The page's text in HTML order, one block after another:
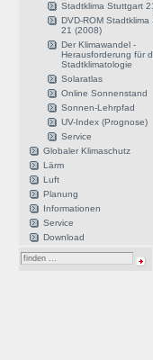
Stadtklima Stuttgart
DVD-ROM Stadtklima
21 (2008)
Der Klimawandel -
Herausforderung für
Stadtklimatologie
Solaratlas
Online Sonnenstand
Sonnen-Lehrpfad
UV-Index (Prognose)
Service
Globaler Klimaschutz
Lärm
Luft
Planung
Informationen
Service
Download